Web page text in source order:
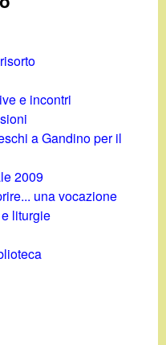
e incontri
a Gandino per il
2009
una vocazione
liturgie